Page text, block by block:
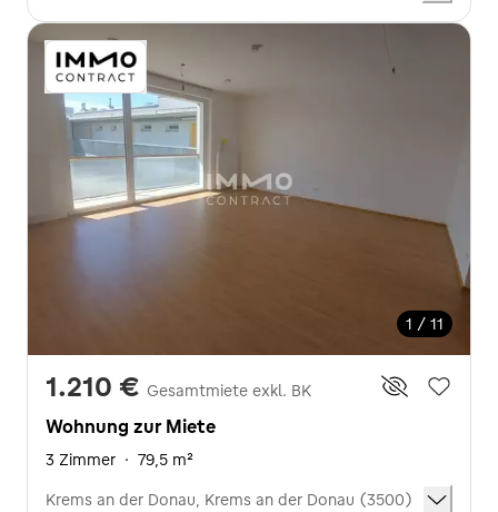
1 / 11
1.210 € Gesamtmiete exkl. BK
Wohnung zur Miete
3 Zimmer · 79,5 m²
Krems an der Donau, Krems an der Donau (3500)